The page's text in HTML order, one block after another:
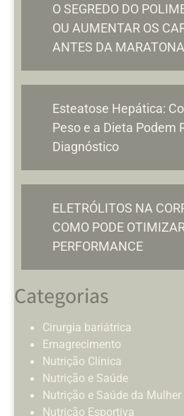
O SEGREDO DO
OU AUMENTAR OS
ANTES DA
Esteatose Hepática:
Peso e a Dieta Podem
Diagnóstico
ELETRÓLITOS NA
COMO PODE
PERFORMANCE
Categorias
Cirurgia bariátrica
Emagrecimento
Nutrição Clínica
Nutrição e Saúde
Nutrição e Saúde da Mulher
Nutrição Esportiva